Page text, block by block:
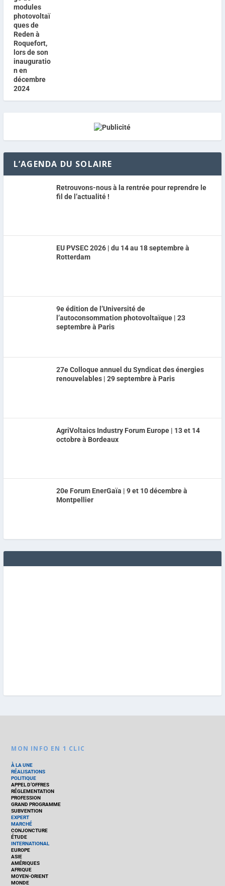
L’AGENDA DU SOLAIRE
Retrouvons-nous à la rentrée pour reprendre le
fil de l’actualité !
EU PVSEC 2026 | du 14 au 18 septembre à
Rotterdam
9e édition de l’Université de
l’autoconsommation photovoltaïque | 23
septembre à Paris
27e Colloque annuel du Syndicat des énergies
renouvelables | 29 septembre à Paris
AgriVoltaics Industry Forum Europe | 13 et 14
octobre à Bordeaux
20e Forum EnerGaïa | 9 et 10 décembre à
Montpellier
MON INFO EN 1 CLIC
À LA UNE
RÉALISATIONS
POLITIQUE
APPEL D’OFFRES
RÉGLEMENTATION
PROFESSION
GRAND PROGRAMME
SUBVENTION
EXPERT
MARCHÉ
CONJONCTURE
ÉTUDE
INTERNATIONAL
EUROPE
ASIE
AMÉRIQUES
AFRIQUE
MOYEN-ORIENT
MONDE